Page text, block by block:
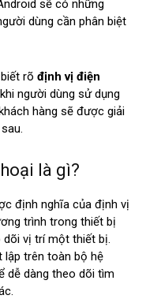
sẽ có những
dùng cần phân biệt
rõ định vị điện
người dùng sử dụng
hàng sẽ được giải
là gì?
định nghĩa của định vị
trình trong thiết bị
vị trí một thiết bị.
lập trên toàn bộ hệ
dễ dàng theo dõi tìm